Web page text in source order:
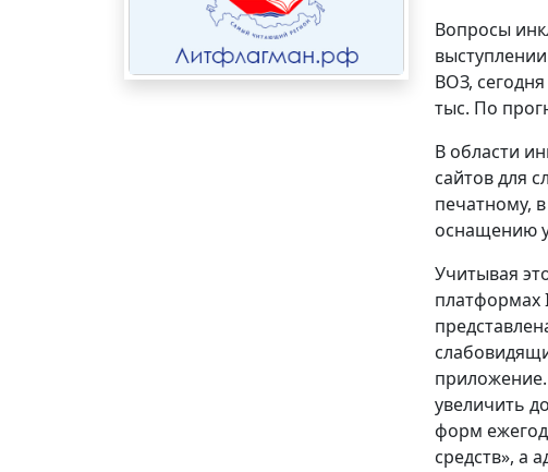
Вопросы
выступлении
ВОЗ,
тыс. По
В области
сайтов для
печатному,
оснащению
Учитывая
платформах
увеличить
форм
средств», а